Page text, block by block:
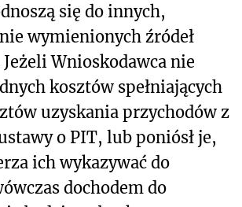
się do innych,
wymienionych źródeł
Wnioskodawca nie
kosztów spełniających
uzyskania przychodów z
o PIT, lub poniósł je,
ich wykazywać do
dochodem do